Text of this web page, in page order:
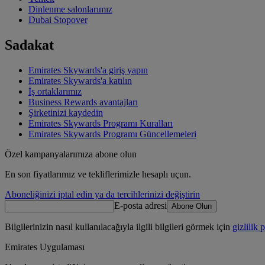
Dinlenme salonlarımız
Dubai Stopover
Sadakat
Emirates Skywards'a giriş yapın
Emirates Skywards'a katılın
İş ortaklarımız
Business Rewards avantajları
Şirketinizi kaydedin
Emirates Skywards Programı Kuralları
Emirates Skywards Programı Güncellemeleri
Özel kampanyalarımıza abone olun
En son fiyatlarımız ve tekliflerimizle hesaplı uçun.
Aboneliğinizi iptal edin ya da tercihlerinizi değiştirin
E-posta adresi Abone Olun
Bilgilerinizin nasıl kullanılacağıyla ilgili bilgileri görmek için gizlilik
Emirates Uygulaması